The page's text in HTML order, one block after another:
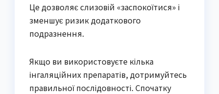
Це дозволяє слизовій «заспокоїтися» і
зменшує ризик додаткового
подразнення.
Якщо ви використовуєте кілька
інгаляційних препаратів, дотримуйтесь
правильної послідовності. Спочатку